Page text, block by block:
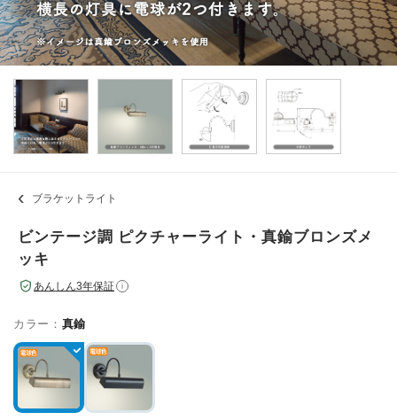
ブラケットライト
ビンテージ調 ピクチャーライト・真鍮ブロンズメ
ッキ
あんしん3年保証 i
カラー： 真鍮